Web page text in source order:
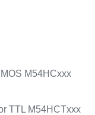
M54HCxxx
TTL M54HCTxxx